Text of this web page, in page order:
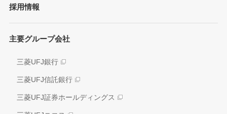
各種レポート
アナリスト情報
電子公告
情報開示方針
方針/ガイドライン
イニシアティブへの参画
環境
社会
ガバナンス
外部評価
採用情報
主要グループ会社
三菱UFJ銀行
三菱UFJ信託銀行
三菱UFJ証券ホールディングス